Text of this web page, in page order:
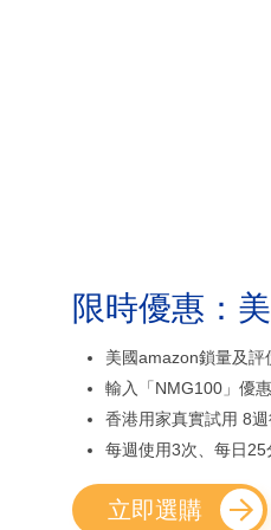
限時優惠：
美國amazon鎖量及評
輸入「NMG100」優
香港用家真實試用 8
每週使用3次、每日
立即選購